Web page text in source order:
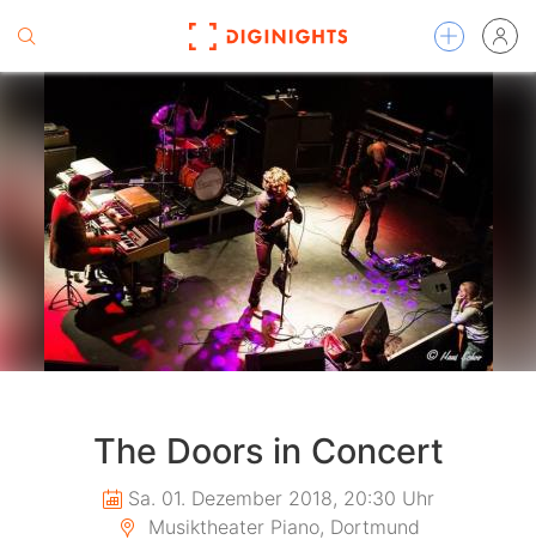
The Doors in Concert
Sa. 01. Dezember 2018, 20:30 Uhr
Musiktheater Piano, Dortmund